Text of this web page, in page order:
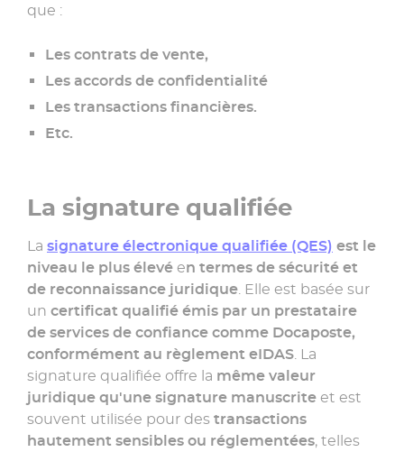
que :
Les contrats de vente,
Les accords de confidentialité
Les transactions financières.
Etc.
La signature qualifiée
La signature électronique qualifiée (QES) est le
niveau le plus élevé en termes de sécurité et
de reconnaissance juridique. Elle est basée sur
un certificat qualifié émis par un prestataire
de services de confiance comme Docaposte,
conformément au règlement eIDAS. La
signature qualifiée offre la même valeur
juridique qu'une signature manuscrite et est
souvent utilisée pour des transactions
hautement sensibles ou réglementées, telles